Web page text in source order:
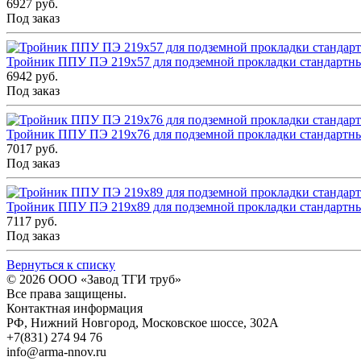
6927 руб.
Под заказ
Тройник ППУ ПЭ 219x57 для подземной прокладки
6942 руб.
Под заказ
Тройник ППУ ПЭ 219x76 для подземной прокладки
7017 руб.
Под заказ
Тройник ППУ ПЭ 219x89 для подземной прокладки
7117 руб.
Под заказ
Вернуться к списку
© 2026 ООО «Завод ТГИ труб»
Все права защищены.
Контактная информация
РФ, Нижний Новгород, Московское шоссе, 302А
+7(831) 274 94 76
info@arma-nnov.ru